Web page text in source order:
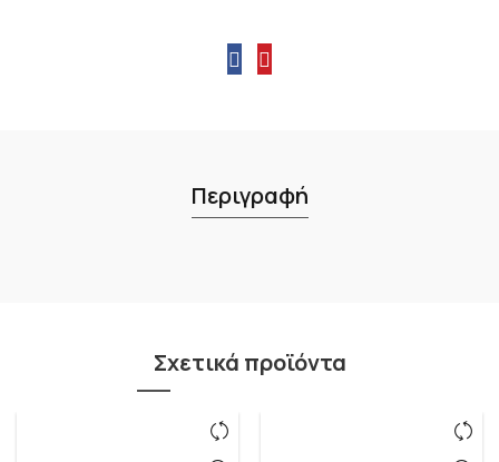
Περιγραφή
Σχετικά προϊόντα